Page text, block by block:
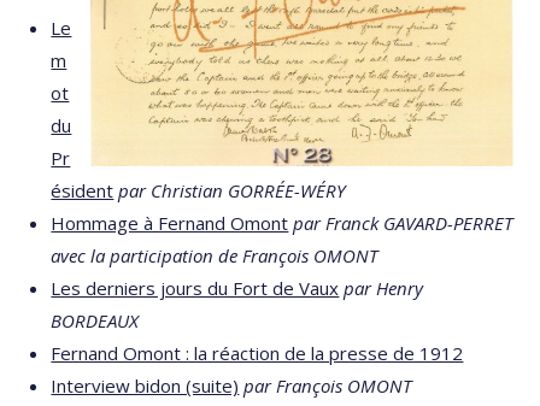
Le
m
ot
du
Pr
ésident par Christian GORRÉE-WÉRY
Hommage à Fernand Omont par Franck GAVARD-PERRET
avec la participation de François OMONT
Les derniers jours du Fort de Vaux par Henry
BORDEAUX
Fernand Omont : la réaction de la presse de 1912
Interview bidon (suite) par François OMONT